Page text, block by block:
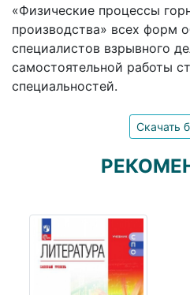
«Физические процессы
производства» всех форм
специалистов взрывного
самостоятельной работы
специальностей.
Скачать